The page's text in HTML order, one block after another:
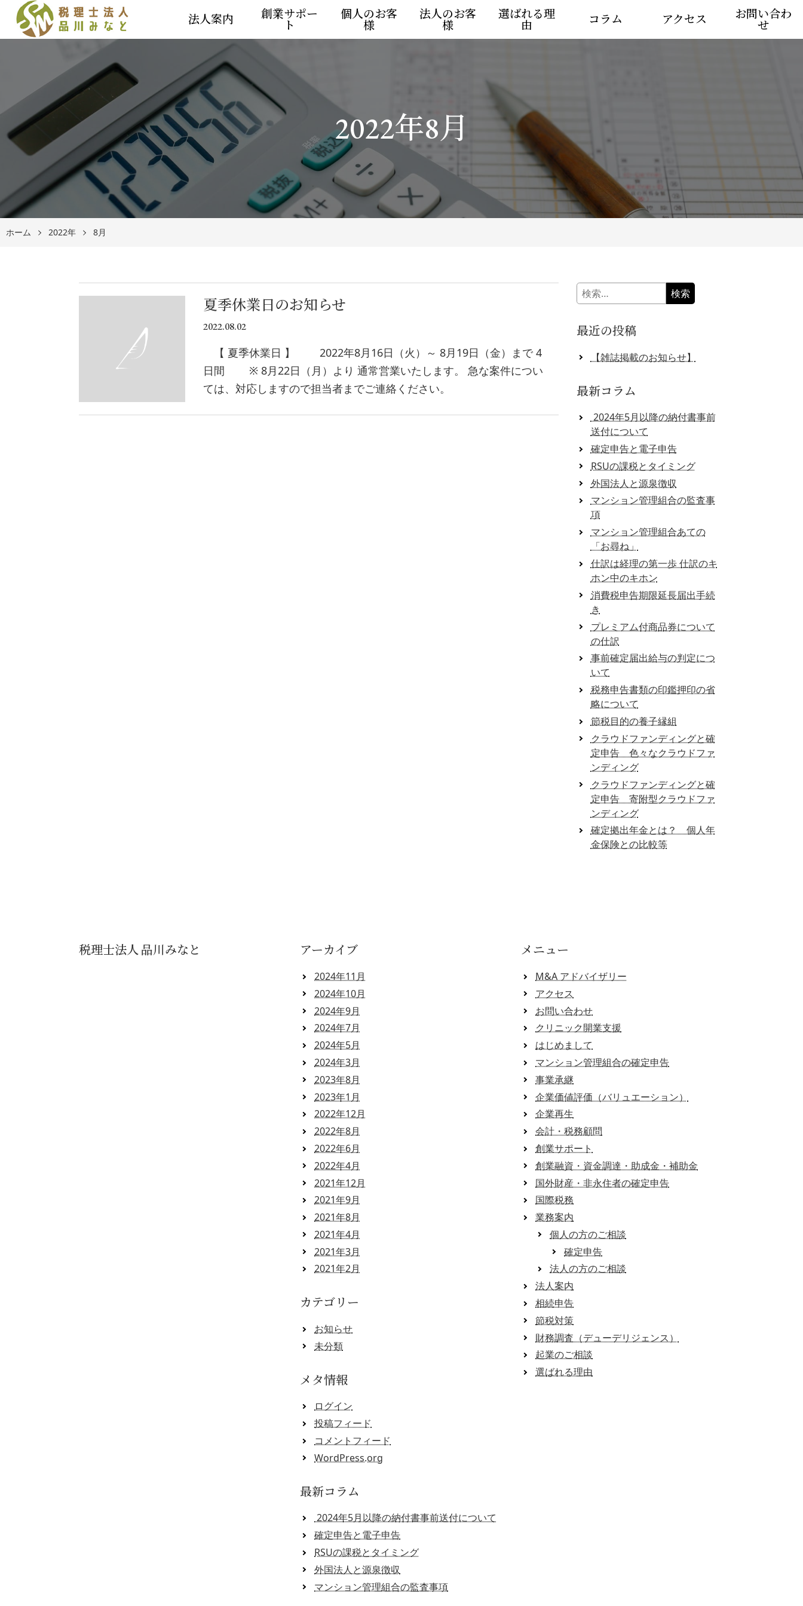
法人案内 創業サポー
ト
個人のお客
様
法人のお客
様
選ばれる理
由 コラム アクセス お問い合わ
せ
2022年8月
ホーム 2022年 8月
夏季休業日のお知らせ
2022.08.02
【 夏季休業日 】 2022年8月16日（火）～ 8月19日（金）まで 4
日間 ※ 8月22日（月）より 通常営業いたします。 急な案件につい
ては、対応しますので担当者までご連絡ください。
検
索:
最近の投稿
【雑誌掲載のお知らせ】
最新コラム
2024年5月以降の納付書事前
送付について
確定申告と電子申告
RSUの課税とタイミング
外国法人と源泉徴収
マンション管理組合の監査事
項
マンション管理組合あての
「お尋ね」
仕訳は経理の第一歩 仕訳のキ
ホン中のキホン
消費税申告期限延長届出手続
き
プレミアム付商品券について
の仕訳
事前確定届出給与の判定につ
いて
税務申告書類の印鑑押印の省
略について
節税目的の養子縁組
クラウドファンディングと確
定申告 色々なクラウドファ
ンディング
クラウドファンディングと確
定申告 寄附型クラウドファ
ンディング
確定拠出年金とは？ 個人年
金保険との比較等
税理士法人 品川みなと アーカイブ
2024年11月
2024年10月
2024年9月
2024年7月
2024年5月
2024年3月
2023年8月
2023年1月
2022年12月
2022年8月
2022年6月
2022年4月
2021年12月
2021年9月
2021年8月
2021年4月
2021年3月
2021年2月
カテゴリー
お知らせ
未分類
メタ情報
ログイン
投稿フィード
コメントフィード
WordPress.org
最新コラム
2024年5月以降の納付書事前送付について
確定申告と電子申告
RSUの課税とタイミング
外国法人と源泉徴収
マンション管理組合の監査事項
メニュー
M&A アドバイザリー
アクセス
お問い合わせ
クリニック開業支援
はじめまして
マンション管理組合の確定申告
事業承継
企業価値評価（バリュエーション）
企業再生
会計・税務顧問
創業サポート
創業融資・資金調達・助成金・補助金
国外財産・非永住者の確定申告
国際税務
業務案内
個人の方のご相談
確定申告
法人の方のご相談
法人案内
相続申告
節税対策
財務調査（デューデリジェンス）
起業のご相談
選ばれる理由